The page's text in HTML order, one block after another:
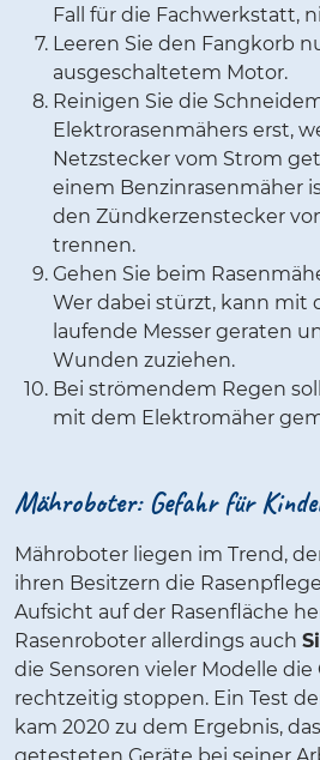
Fall für die Fachwerkstatt,
Leeren Sie den Fangkorb
ausgeschaltetem Motor.
Reinigen Sie die
Elektrorasenmähers erst,
Netzstecker vom Strom
einem Benzinrasenmäher
den Zündkerzenstecker
trennen.
Gehen Sie beim
Wer dabei stürzt, kann mit
laufende Messer geraten
Wunden zuziehen.
Bei strömendem Regen
mit dem Elektromäher
Mähroboter: Gefahr für
Mähroboter liegen im Trend,
ihren Besitzern die
Aufsicht auf der Rasenfläche
Rasenroboter allerdings auch
die Sensoren vieler Modelle die
rechtzeitig stoppen. Ein Test
kam 2020 zu dem Ergebnis,